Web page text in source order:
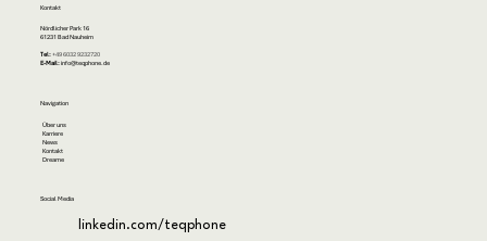
Kontakt
Nördlicher Park 16
61231 Bad Nauheim
Tel:+49 6032 9232720
E-Mail:info@teqphone.de
Navigation
Über uns
Karriere
News
Kontakt
Dreame
Social Media
linkedin.com/teqphone